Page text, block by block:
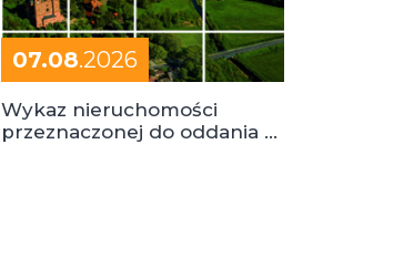
07.08.2026
Wykaz nieruchomości
przeznaczonej do oddania w